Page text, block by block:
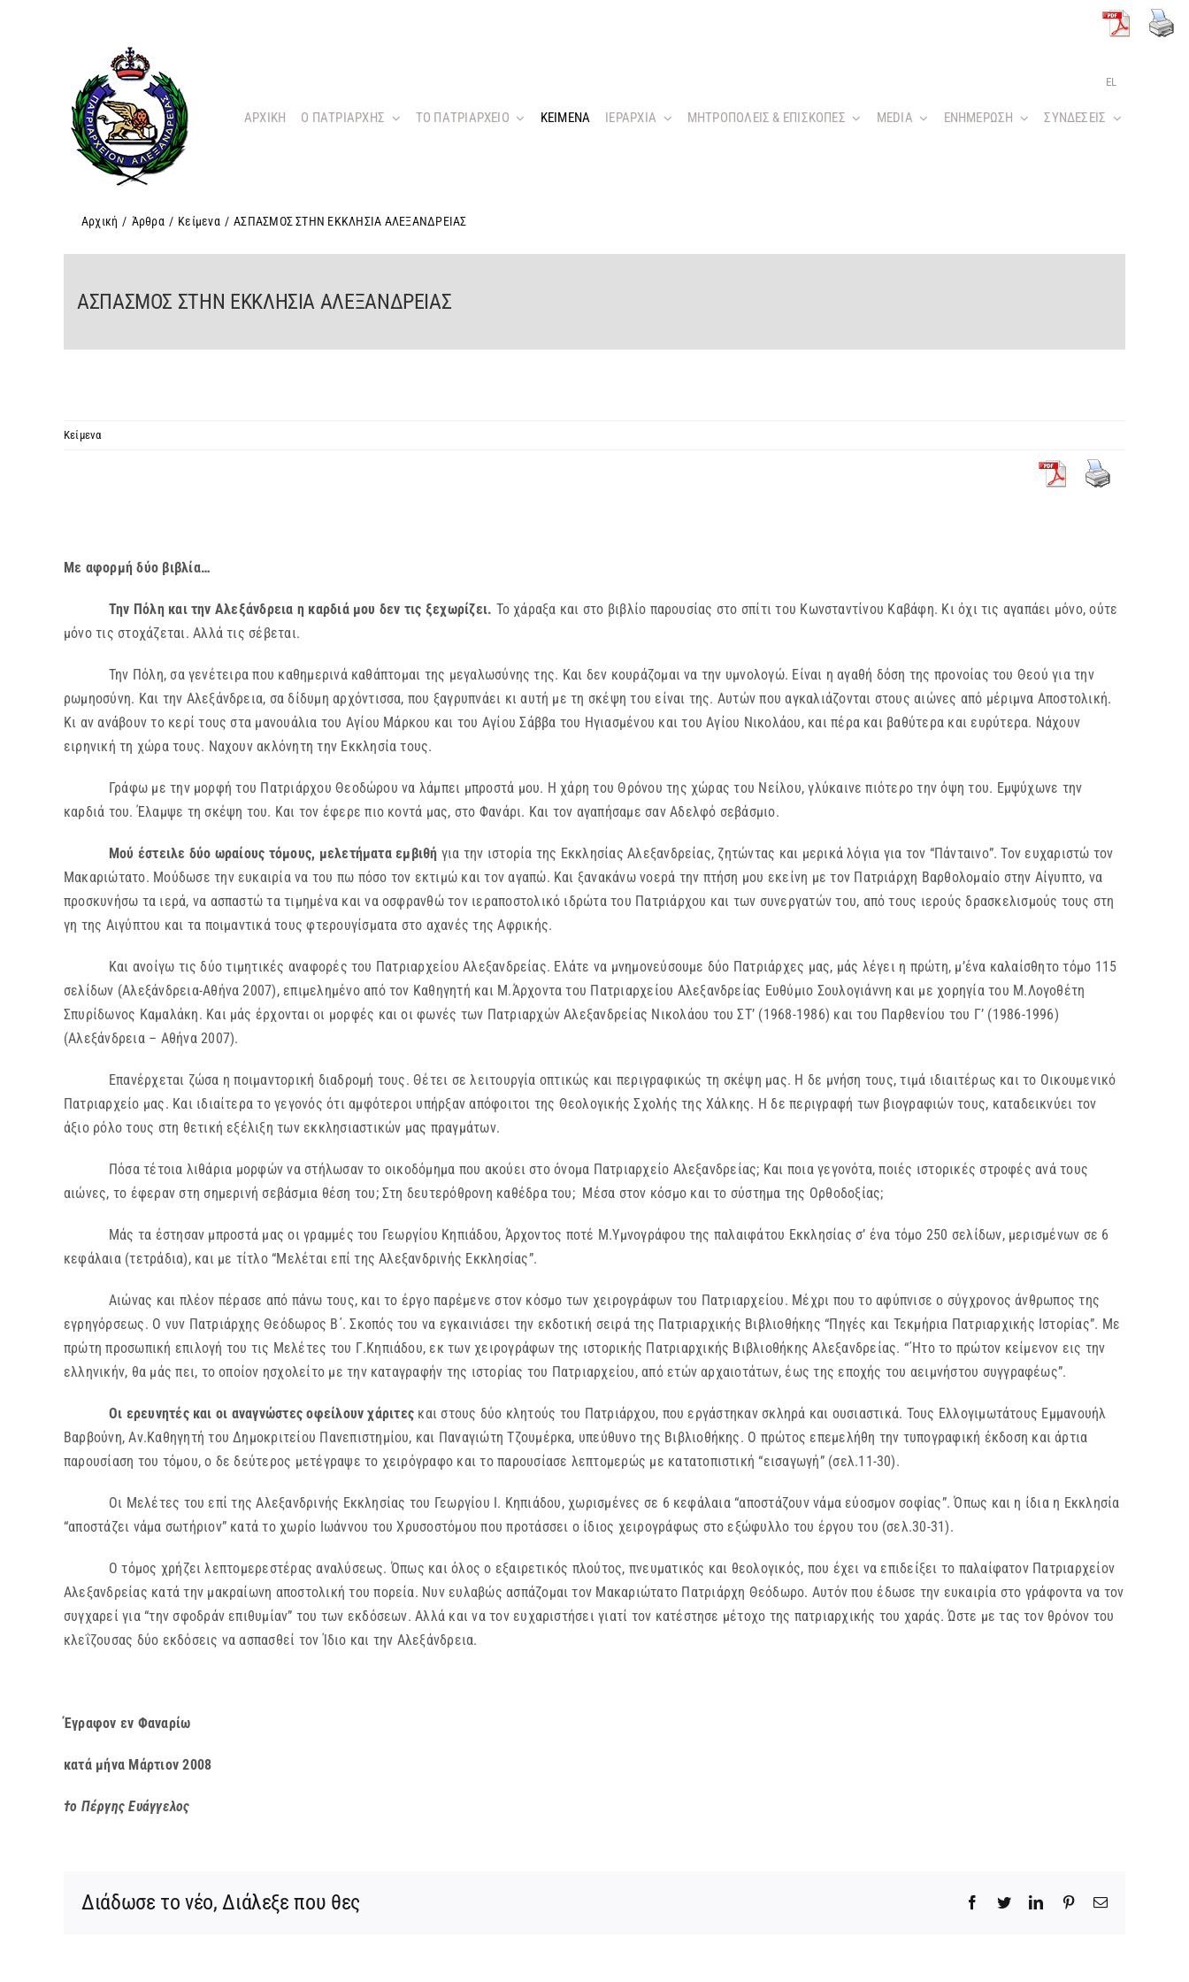
EL
ΑΡΧΙΚΗ O ΠΑΤΡΙΑΡΧΗΣ ΤΟ ΠΑΤΡΙΑΡΧΕΙΟ KEIMENA ΙΕΡΑΡΧΙΑ ΜΗΤΡΟΠΟΛΕΙΣ & ΕΠΙΣΚΟΠΕΣ MEDIA ΕΝΗΜΕΡΩΣΗ ΣΥΝΔΕΣΕΙΣ
Αρχική / Άρθρα / Κείμενα / ΑΣΠΑΣΜΟΣ ΣΤΗΝ ΕΚΚΛΗΣΙΑ ΑΛΕΞΑΝΔΡΕΙΑΣ
ΑΣΠΑΣΜΟΣ ΣΤΗΝ ΕΚΚΛΗΣΙΑ ΑΛΕΞΑΝΔΡΕΙΑΣ
Κείμενα
Με αφορμή δύο βιβλία…
Την Πόλη και την Αλεξάνδρεια η καρδιά μου δεν τις ξεχωρίζει. Το χάραξα και στο βιβλίο παρουσίας στο σπίτι του Κωνσταντίνου Καβάφη. Κι όχι τις αγαπάει μόνο, ούτε
μόνο τις στοχάζεται. Αλλά τις σέβεται.
Την Πόλη, σα γενέτειρα που καθημερινά καθάπτομαι της μεγαλωσύνης της. Και δεν κουράζομαι να την υμνολογώ. Είναι η αγαθή δόση της προνοίας του Θεού για την
ρωμηοσύνη. Και την Αλεξάνδρεια, σα δίδυμη αρχόντισσα, που ξαγρυπνάει κι αυτή με τη σκέψη του είναι της. Αυτών που αγκαλιάζονται στους αιώνες από μέριμνα Αποστολική.
Κι αν ανάβουν το κερί τους στα μανουάλια του Αγίου Μάρκου και του Αγίου Σάββα του Ηγιασμένου και του Αγίου Νικολάου, και πέρα και βαθύτερα και ευρύτερα. Νάχουν
ειρηνική τη χώρα τους. Ναχουν ακλόνητη την Εκκλησία τους.
Γράφω με την μορφή του Πατριάρχου Θεοδώρου να λάμπει μπροστά μου. Η χάρη του Θρόνου της χώρας του Νείλου, γλύκαινε πιότερο την όψη του. Εμψύχωνε την
καρδιά του. Έλαμψε τη σκέψη του. Και τον έφερε πιο κοντά μας, στο Φανάρι. Και τον αγαπήσαμε σαν Αδελφό σεβάσμιο.
Μού έστειλε δύο ωραίους τόμους, μελετήματα εμβιθή για την ιστορία της Εκκλησίας Αλεξανδρείας, ζητώντας και μερικά λόγια για τον “Πάνταινο”. Τον ευχαριστώ τον
Μακαριώτατο. Μούδωσε την ευκαιρία να του πω πόσο τον εκτιμώ και τον αγαπώ. Και ξανακάνω νοερά την πτήση μου εκείνη με τον Πατριάρχη Βαρθολομαίο στην Αίγυπτο, να
προσκυνήσω τα ιερά, να ασπαστώ τα τιμημένα και να οσφρανθώ τον ιεραποστολικό ιδρώτα του Πατριάρχου και των συνεργατών του, από τους ιερούς δρασκελισμούς τους στη
γη της Αιγύπτου και τα ποιμαντικά τους φτερουγίσματα στο αχανές της Αφρικής.
Και ανοίγω τις δύο τιμητικές αναφορές του Πατριαρχείου Αλεξανδρείας. Ελάτε να μνημονεύσουμε δύο Πατριάρχες μας, μάς λέγει η πρώτη, μ’ένα καλαίσθητο τόμο 115
σελίδων (Αλεξάνδρεια-Αθήνα 2007), επιμελημένο από τον Καθηγητή και Μ.Άρχοντα του Πατριαρχείου Αλεξανδρείας Ευθύμιο Σουλογιάννη και με χορηγία του Μ.Λογοθέτη
Σπυρίδωνος Καμαλάκη. Και μάς έρχονται οι μορφές και οι φωνές των Πατριαρχών Αλεξανδρείας Νικολάου του ΣΤ’ (1968-1986) και του Παρθενίου του Γ’ (1986-1996)
(Αλεξάνδρεια – Αθήνα 2007).
Επανέρχεται ζώσα η ποιμαντορική διαδρομή τους. Θέτει σε λειτουργία οπτικώς και περιγραφικώς τη σκέψη μας. Η δε μνήση τους, τιμά ιδιαιτέρως και το Οικουμενικό
Πατριαρχείο μας. Και ιδιαίτερα το γεγονός ότι αμφότεροι υπήρξαν απόφοιτοι της Θεολογικής Σχολής της Χάλκης. Η δε περιγραφή των βιογραφιών τους, καταδεικνύει τον
άξιο ρόλο τους στη θετική εξέλιξη των εκκλησιαστικών μας πραγμάτων.
Πόσα τέτοια λιθάρια μορφών να στήλωσαν το οικοδόμημα που ακούει στο όνομα Πατριαρχείο Αλεξανδρείας; Και ποια γεγονότα, ποιές ιστορικές στροφές ανά τους
αιώνες, το έφεραν στη σημερινή σεβάσμια θέση του; Στη δευτερόθρονη καθέδρα του; Μέσα στον κόσμο και το σύστημα της Ορθοδοξίας;
Μάς τα έστησαν μπροστά μας οι γραμμές του Γεωργίου Κηπιάδου, Άρχοντος ποτέ Μ.Υμνογράφου της παλαιφάτου Εκκλησίας σ’ ένα τόμο 250 σελίδων, μερισμένων σε 6
κεφάλαια (τετράδια), και με τίτλο “Μελέται επί της Αλεξανδρινής Εκκλησίας”.
Αιώνας και πλέον πέρασε από πάνω τους, και το έργο παρέμενε στον κόσμο των χειρογράφων του Πατριαρχείου. Μέχρι που το αφύπνισε ο σύγχρονος άνθρωπος της
εγρηγόρσεως. Ο νυν Πατριάρχης Θεόδωρος Β΄. Σκοπός του να εγκαινιάσει την εκδοτική σειρά της Πατριαρχικής Βιβλιοθήκης “Πηγές και Τεκμήρια Πατριαρχικής Ιστορίας”. Με
πρώτη προσωπική επιλογή του τις Μελέτες του Γ.Κηπιάδου, εκ των χειρογράφων της ιστορικής Πατριαρχικής Βιβλιοθήκης Αλεξανδρείας. “΄Ητο το πρώτον κείμενον εις την
ελληνικήν, θα μάς πει, το οποίον ησχολείτο με την καταγραφήν της ιστορίας του Πατριαρχείου, από ετών αρχαιοτάτων, έως της εποχής του αειμνήστου συγγραφέως”.
Οι ερευνητές και οι αναγνώστες οφείλουν χάριτες και στους δύο κλητούς του Πατριάρχου, που εργάστηκαν σκληρά και ουσιαστικά. Τους Ελλογιμωτάτους Εμμανουήλ
Βαρβούνη, Αν.Καθηγητή του Δημοκριτείου Πανεπιστημίου, και Παναγιώτη Τζουμέρκα, υπεύθυνο της Βιβλιοθήκης. Ο πρώτος επεμελήθη την τυπογραφική έκδοση και άρτια
παρουσίαση του τόμου, ο δε δεύτερος μετέγραψε το χειρόγραφο και το παρουσίασε λεπτομερώς με κατατοπιστική “εισαγωγή” (σελ.11-30).
Οι Μελέτες του επί της Αλεξανδρινής Εκκλησίας του Γεωργίου Ι. Κηπιάδου, χωρισμένες σε 6 κεφάλαια “αποστάζουν νάμα εύοσμον σοφίας”. Όπως και η ίδια η Εκκλησία
“αποστάζει νάμα σωτήριον” κατά το χωρίο Ιωάννου του Χρυσοστόμου που προτάσσει ο ίδιος χειρογράφως στο εξώφυλλο του έργου του (σελ.30-31).
Ο τόμος χρήζει λεπτομερεστέρας αναλύσεως. Όπως και όλος ο εξαιρετικός πλούτος, πνευματικός και θεολογικός, που έχει να επιδείξει το παλαίφατον Πατριαρχείον
Αλεξανδρείας κατά την μακραίωνη αποστολική του πορεία. Νυν ευλαβώς ασπάζομαι τον Μακαριώτατο Πατριάρχη Θεόδωρο. Αυτόν που έδωσε την ευκαιρία στο γράφοντα να τον
συγχαρεί για “την σφοδράν επιθυμίαν” του των εκδόσεων. Αλλά και να τον ευχαριστήσει γιατί τον κατέστησε μέτοχο της πατριαρχικής του χαράς. Ώστε με τας τον θρόνον του
κλεΐζουσας δύο εκδόσεις να ασπασθεί τον Ίδιο και την Αλεξάνδρεια.
Έγραφον εν Φαναρίω
κατά μήνα Μάρτιον 2008
†ο Πέργης Ευάγγελος
Διάδωσε το νέο, Διάλεξε που θες Facebook
TwitterLinkedInPinterestEmail